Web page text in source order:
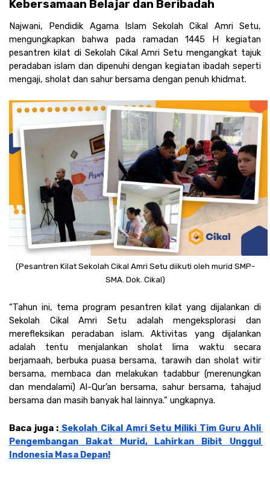
Kebersamaan Belajar dan Beribadah
Najwani, Pendidik Agama Islam Sekolah Cikal Amri Setu,
mengungkapkan bahwa pada ramadan 1445 H kegiatan
pesantren kilat di Sekolah Cikal Amri Setu mengangkat tajuk
peradaban islam dan dipenuhi dengan kegiatan ibadah seperti
mengaji, sholat dan sahur bersama dengan penuh khidmat.
(Pesantren Kilat Sekolah Cikal Amri Setu diikuti oleh murid SMP-
SMA. Dok. Cikal)
“Tahun ini, tema program pesantren kilat yang dijalankan di
Sekolah Cikal Amri Setu adalah mengeksplorasi dan
merefleksikan peradaban islam. Aktivitas yang dijalankan
adalah tentu menjalankan sholat lima waktu secara
berjamaah, berbuka puasa bersama, tarawih dan sholat witir
bersama, membaca dan melakukan tadabbur (merenungkan
dan mendalami) Al-Qur’an bersama, sahur bersama, tahajud
bersama dan masih banyak hal lainnya.” ungkapnya.
Baca juga : Sekolah Cikal Amri Setu Miliki Tim Guru Ahli
Pengembangan Bakat Murid, Lahirkan Bibit Unggul
Indonesia Masa Depan!